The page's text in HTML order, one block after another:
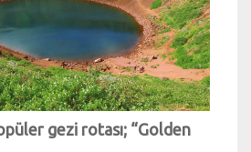
gezi rotası; “Golden